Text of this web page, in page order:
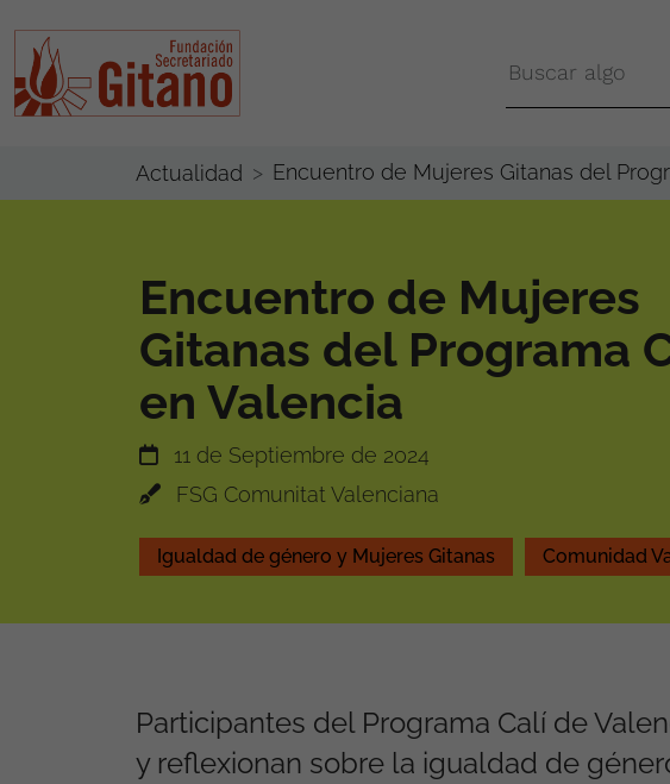
Actualidad Encuentro de Mujeres Gitanas del
Encuentro de Mujeres
Gitanas del Programa
en Valencia
11 de Septiembre de 2024
FSG Comunitat Valenciana
Igualdad de género y Mujeres Gitanas Comunidad
Participantes del Programa Calí de
y reflexionan sobre la igualdad de